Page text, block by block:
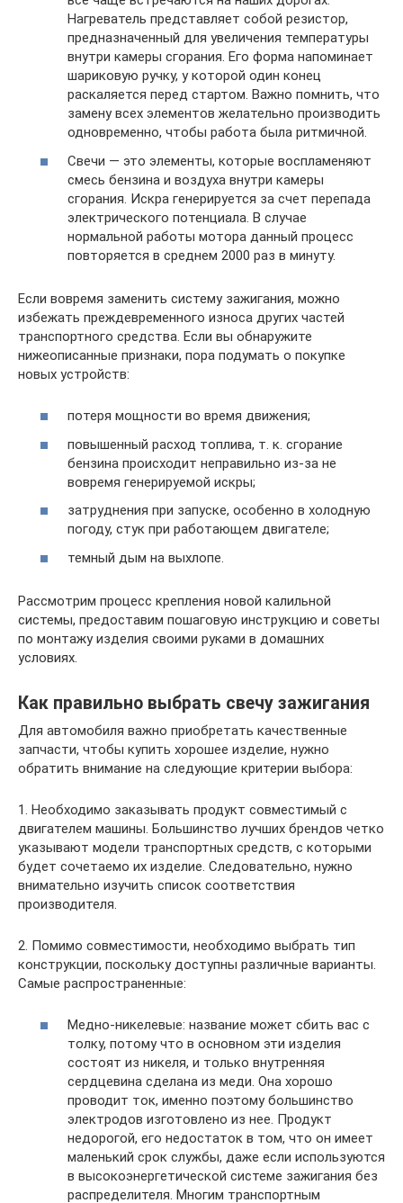
Нагреватель представляет собой резистор,
предназначенный для увеличения температуры
внутри камеры сгорания. Его форма напоминает
шариковую ручку, у которой один конец
раскаляется перед стартом. Важно помнить, что
замену всех элементов желательно производить
одновременно, чтобы работа была ритмичной.
Свечи — это элементы, которые воспламеняют
смесь бензина и воздуха внутри камеры
сгорания. Искра генерируется за счет перепада
электрического потенциала. В случае
нормальной работы мотора данный процесс
повторяется в среднем 2000 раз в минуту.
Если вовремя заменить систему зажигания, можно
избежать преждевременного износа других частей
транспортного средства. Если вы обнаружите
нижеописанные признаки, пора подумать о покупке
новых устройств:
потеря мощности во время движения;
повышенный расход топлива, т. к. сгорание
бензина происходит неправильно из-за не
вовремя генерируемой искры;
затруднения при запуске, особенно в холодную
погоду, стук при работающем двигателе;
темный дым на выхлопе.
Рассмотрим процесс крепления новой калильной
системы, предоставим пошаговую инструкцию и советы
по монтажу изделия своими руками в домашних
условиях.
Как правильно выбрать свечу зажигания
Для автомобиля важно приобретать качественные
запчасти, чтобы купить хорошее изделие, нужно
обратить внимание на следующие критерии выбора:
1. Необходимо заказывать продукт совместимый с
двигателем машины. Большинство лучших брендов четко
указывают модели транспортных средств, с которыми
будет сочетаемо их изделие. Следовательно, нужно
внимательно изучить список соответствия
производителя.
2. Помимо совместимости, необходимо выбрать тип
конструкции, поскольку доступны различные варианты.
Самые распространенные:
Медно-никелевые: название может сбить вас с
толку, потому что в основном эти изделия
состоят из никеля, и только внутренняя
сердцевина сделана из меди. Она хорошо
проводит ток, именно поэтому большинство
электродов изготовлено из нее. Продукт
недорогой, его недостаток в том, что он имеет
маленький срок службы, даже если используются
в высокоэнергетической системе зажигания без
распределителя. Многим транспортным